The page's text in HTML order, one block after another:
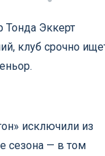
Тонда Эккерт
клуб срочно
исключили из
сезона — в том